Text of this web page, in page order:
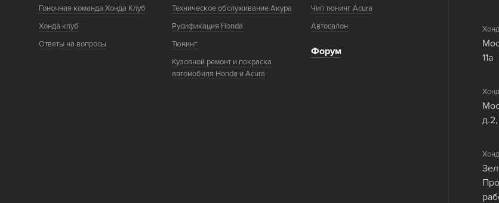
Гоночная команда Хонда Клуб
Хонда клуб
Ответы на вопросы
Техническое обслуживание Акура
Русификация Honda
Тюнинг
Кузовной ремонт и покраска
автомобиля Honda и Acura
Чип тюнинг Acura
Автосалон
Форум
11а